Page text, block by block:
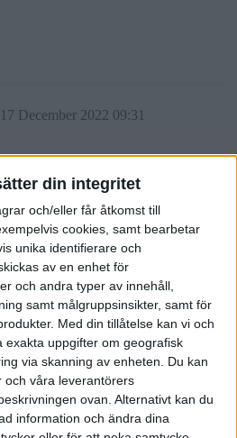
din integritet
och/eller får åtkomst till
cookies, samt bearbetar
unika identifierare och
av en enhet för
och andra typer av innehåll,
samt målgruppsinsikter, samt för
Med din tillåtelse kan vi och
exakta uppgifter om geografisk
via skanning av enheten. Du kan
och våra leverantörers
ovan. Alternativt kan du
information och ändra dina
17 December 2022 09:31
kring nästa års julbord…
gärna tänket bakom slutsatserna!
mina spådomar!
10:54
-25%. Baserat på historik för S&P
index) som i snitt fallit 25% från det